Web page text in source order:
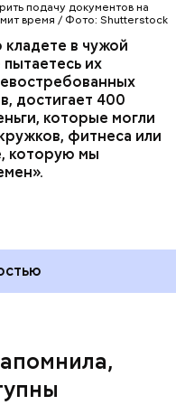
подачу документов на
время / Фото: Shutterstock
в чужой
их
достигает 400
которые могли
фитнеса или
которую мы
деньги спокойно
Потому что
телефону с
не спешит
налоги, а не
работает по
проблема».
Life.ru.
ребенком до трех
сейчас женщины
и заботой о